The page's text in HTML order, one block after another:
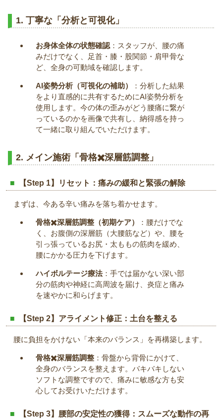
1. 丁寧な「分析と可視化」
お身体全体の状態確認 ：スタッフが、腰の痛
みだけでなく、足首・膝・股関節・肩甲骨な
ど、全身の可動域を確認します。
AI姿勢分析（可視化の補助）
：分析した結果
をより直感的に共有するためにAI姿勢分析を
使用します。今の体の歪みがどう腰痛に繋が
っているのかを画像で共有し、納得感を持っ
て一緒に取り組んでいただけます。
2. メイン施術「骨格✖️深層筋調整」
【Step 1】リセット：痛みの緩和と緊張の解除
まずは、今ある辛い痛みを落ち着かせます。
骨格✖️深層筋調整（初期ケア）
：腰だけでな
く、お腹側の深層筋（大腰筋など）や、腰を
引っ張っているお尻・太ももの筋肉を緩め、
腰にかかる圧力を下げます。
ハイボルテージ療法：手では届かない深い部
分の筋肉や神経に高周波を届け、炎症と痛み
を速やかに和らげます。
【Step 2】アライメント修正：土台を整える
腰に負担をかけない「本来のバランス」を再構築します。
骨格✖️深層筋調整 ：骨盤から背骨にかけて、
全身のバランスを整えます。バキバキしない
ソフトな調整ですので、痛みに敏感な方も安
心してお受けいただけます。
【Step 3】腰部の安定性の獲得：スムーズな動作の再